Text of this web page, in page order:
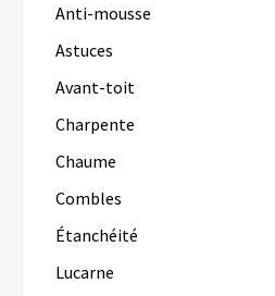
Anti-mousse
Astuces
Avant-toit
Charpente
Chaume
Combles
Étanchéité
Lucarne